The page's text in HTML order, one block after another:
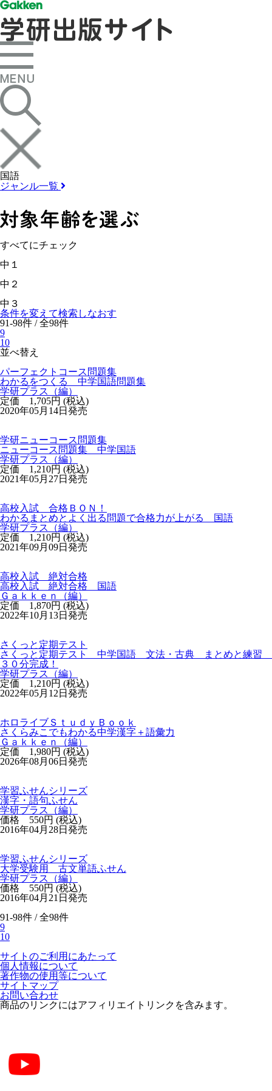
国語
ジャンル一覧
すべてにチェック
中１
中２
中３
条件を変えて検索しなおす
91-98件 / 全98件
9
10
並べ替え
パーフェクトコース問題集
わかるをつくる 中学国語問題集
学研プラス（編）
定価 1,705円 (税込)
2020年05月14日発売
学研ニューコース問題集
ニューコース問題集 中学国語
学研プラス（編）
定価 1,210円 (税込)
2021年05月27日発売
高校入試 合格ＢＯＮ！
わかるまとめとよく出る問題で合格力が上がる 国語
学研プラス（編）
定価 1,210円 (税込)
2021年09月09日発売
高校入試 絶対合格
高校入試 絶対合格 国語
Ｇａｋｋｅｎ（編）
定価 1,870円 (税込)
2022年10月13日発売
さくっと定期テスト
さくっと定期テスト 中学国語 文法・古典 まとめと練習
３０分完成！
学研プラス（編）
定価 1,210円 (税込)
2022年05月12日発売
ホロライブＳｔｕｄｙＢｏｏｋ
さくらみこでもわかる中学漢字＋語彙力
Ｇａｋｋｅｎ（編）
定価 1,980円 (税込)
2026年08月06日発売
学習ふせんシリーズ
漢字・語句ふせん
学研プラス（編）
価格 550円 (税込)
2016年04月28日発売
学習ふせんシリーズ
大学受験用 古文単語ふせん
学研プラス（編）
価格 550円 (税込)
2016年04月21日発売
91-98件 / 全98件
9
10
サイトのご利用にあたって
個人情報について
著作物の使用等について
サイトマップ
お問い合わせ
商品のリンクにはアフィリエイトリンクを含みます。